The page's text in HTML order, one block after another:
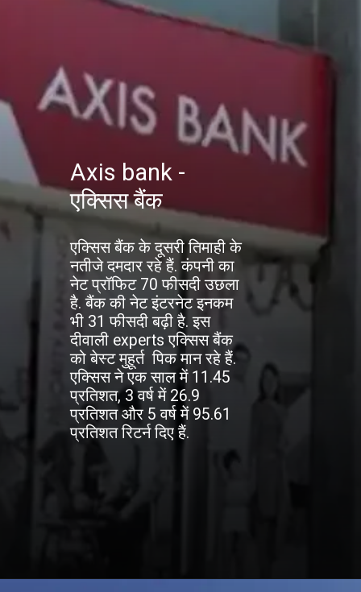
Axis bank -
एक्सिस बैंक
एक्सिस बैंक के दूसरी तिमाही के
नतीजे दमदार रहे हैं. कंपनी का
नेट प्रॉफिट 70 फीसदी उछला
है. बैंक की नेट इंटरनेट इनकम
भी 31 फीसदी बढ़ी है. इस
दीवाली experts एक्सिस बैंक
को बेस्ट मुहूर्त पिक मान रहे हैं.
एक्सिस ने एक साल में 11.45
प्रतिशत, 3 वर्ष में 26.9
प्रतिशत और 5 वर्ष में 95.61
प्रतिशत रिटर्न दिए हैं.